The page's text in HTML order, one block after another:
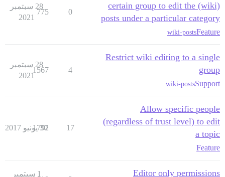
certain group to edit the (wiki)
posts under a particular category
Feature
wiki-posts
0
775
28 سبتمبر
2021
Restrict wiki editing to a single
group
Support
wiki-posts
4
1567
28 سبتمبر
2021
Allow specific people
(regardless of trust level) to edit
a topic
Feature
17
1792
30 يونيو 2017
Editor only permissions 1 سبتمبر